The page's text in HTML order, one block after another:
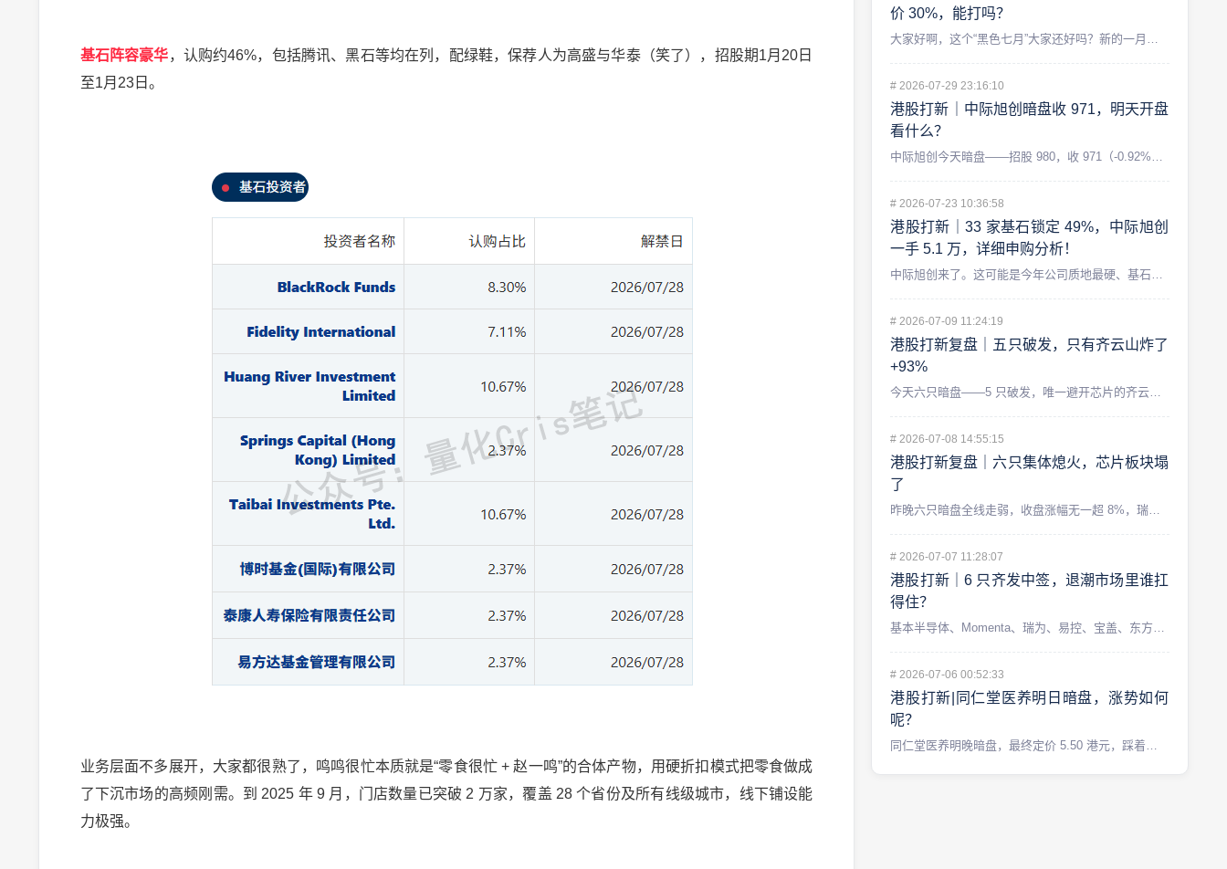
基石阵容豪华，认购约46%，包括腾讯、黑石等均在列，配绿鞋，保荐人为高盛与华泰（笑了），招股期1月20日
至1月23日。
业务层面不多展开，大家都很熟了，鸣鸣很忙本质就是“零食很忙 + 赵一鸣”的合体产物，用硬折扣模式把零食做成
了下沉市场的高频刚需。到 2025 年 9 月，门店数量已突破 2 万家，覆盖 28 个省份及所有线级城市，线下铺设能
力极强。
价 30%，能打吗？
# 2026-07-29 23:16:10
港股打新｜中际旭创暗盘收 971，明天开盘
看什么？
# 2026-07-23 10:36:58
港股打新｜33 家基石锁定 49%，中际旭创
一手 5.1 万，详细申购分析！
# 2026-07-09 11:24:19
港股打新复盘｜五只破发，只有齐云山炸了
+93%
# 2026-07-08 14:55:15
港股打新复盘｜六只集体熄火，芯片板块塌
了
# 2026-07-07 11:28:07
港股打新｜6 只齐发中签，退潮市场里谁扛
得住？
# 2026-07-06 00:52:33
港股打新|同仁堂医养明日暗盘，涨势如何
呢？